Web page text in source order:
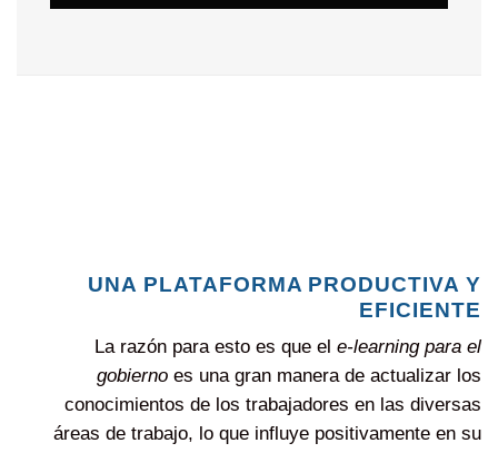
UNA PLATAFORMA PRODUCTIVA Y
EFICIENTE
La razón para esto es que el e-learning para el
gobierno es una gran manera de actualizar los
conocimientos de los trabajadores en las diversas
áreas de trabajo, lo que influye positivamente en su